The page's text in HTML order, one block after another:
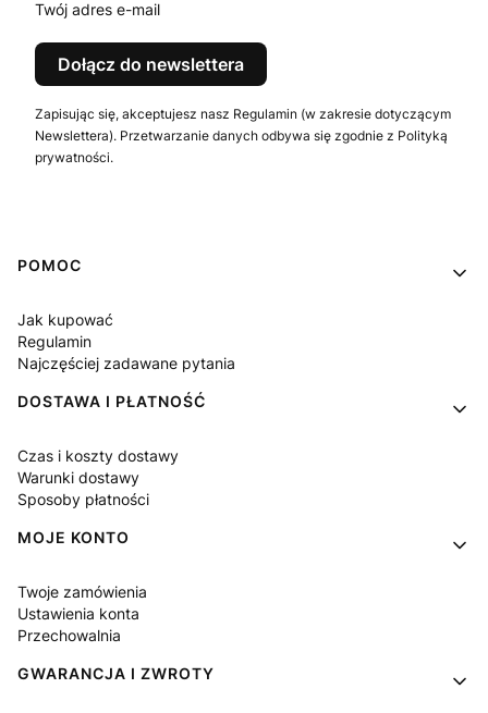
Twój adres e-mail
Dołącz do newslettera
Zapisując się, akceptujesz nasz Regulamin (w zakresie dotyczącym
Newslettera). Przetwarzanie danych odbywa się zgodnie z Polityką
prywatności.
Linki w stopce
POMOC
Jak kupować
Regulamin
Najczęściej zadawane pytania
DOSTAWA I PŁATNOŚĆ
Czas i koszty dostawy
Warunki dostawy
Sposoby płatności
MOJE KONTO
Twoje zamówienia
Ustawienia konta
Przechowalnia
GWARANCJA I ZWROTY